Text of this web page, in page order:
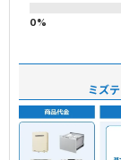
ミズテ